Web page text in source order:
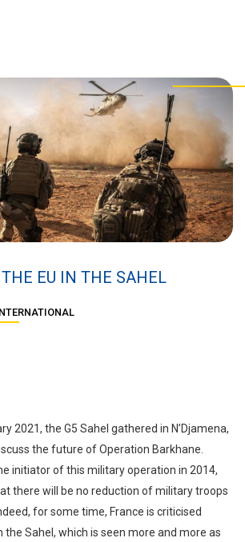
EU IN THE SAHEL
2021, the G5 Sahel gathered in N’Djamena,
the future of Operation Barkhane.
initiator of this military operation in 2014,
there will be no reduction of military troops
for some time, France is criticised
the Sahel, which is seen more and more as